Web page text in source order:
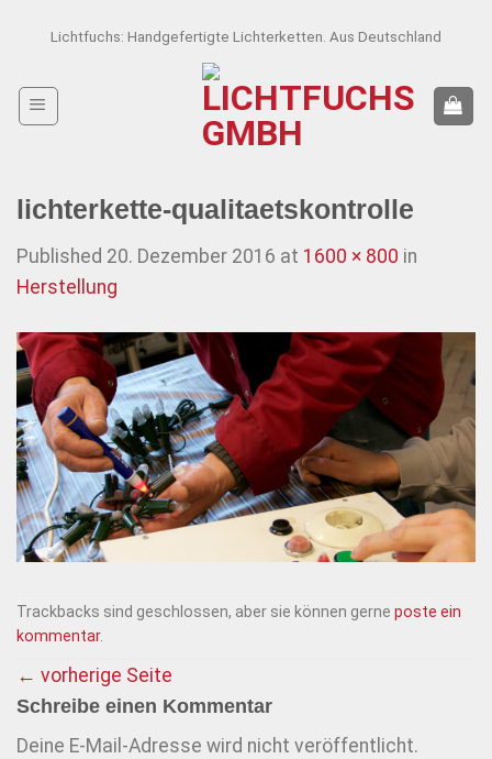
Lichtfuchs: Handgefertigte Lichterketten. Aus Deutschland
lichterkette-qualitaetskontrolle
Published 20. Dezember 2016 at 1600 × 800 in
Herstellung
Trackbacks sind geschlossen, aber sie können gerne poste ein
kommentar.
← vorherige Seite
Schreibe einen Kommentar
Deine E-Mail-Adresse wird nicht veröffentlicht.